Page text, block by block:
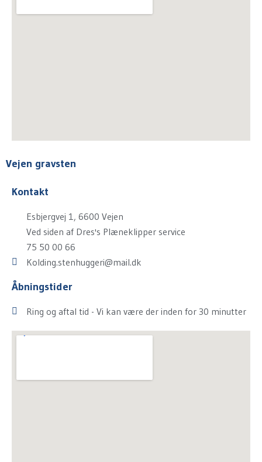
Vejen gravsten
Kontakt
Esbjergvej 1, 6600 Vejen
Ved siden af Dres's Plæneklipper service
75 50 00 66
Kolding.stenhuggeri@mail.dk
Åbningstider
Ring og aftal tid - Vi kan være der inden for 30 minutter